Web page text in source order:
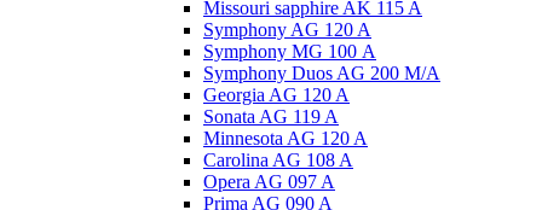
Missouri sapphire AK 115 A
Symphony AG 120 A
Symphony MG 100 А
Symphony Duos AG 200 M/A
Georgia AG 120 A
Sonata AG 119 A
Minnesota AG 120 A
Carolina AG 108 A
Opera AG 097 A
Prima AG 090 A